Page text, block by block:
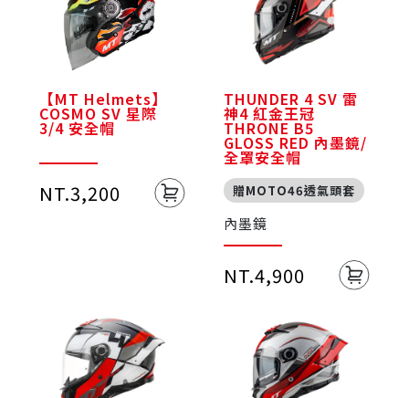
【MT Helmets】
COSMO SV 星際
3/4 安全帽
NT.3,200
THUNDER 4 SV 雷
神4 紅金王冠
THRONE B5
GLOSS RED 內墨鏡/
全罩安全帽
贈MOTO46透氣頭套
內墨鏡
NT.4,900